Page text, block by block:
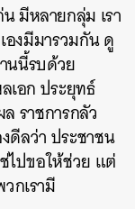
มีหลายกลุ่ม เรา
องมีมารวมกัน ดู
นนี้รบด้วย
อก ประยุทธ์
ราชการกลัว
ดีลว่า ประชาชน
ไปขอให้ช่วย แต่
กเรามี